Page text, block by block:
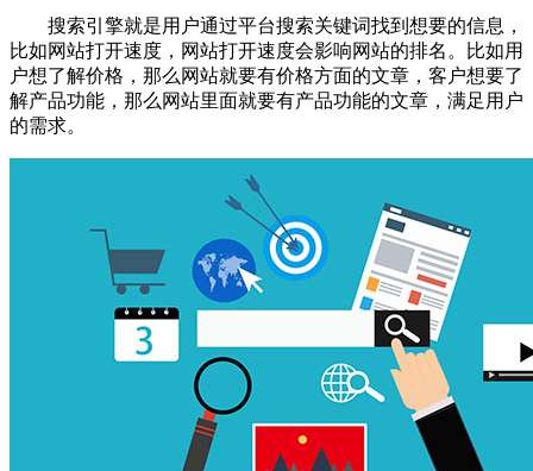
搜索引擎就是用户通过平台搜索关键词找到想要的信息，
比如网站打开速度，网站打开速度会影响网站的排名。比如用
户想了解价格，那么网站就要有价格方面的文章，客户想要了
解产品功能，那么网站里面就要有产品功能的文章，满足用户
的需求。